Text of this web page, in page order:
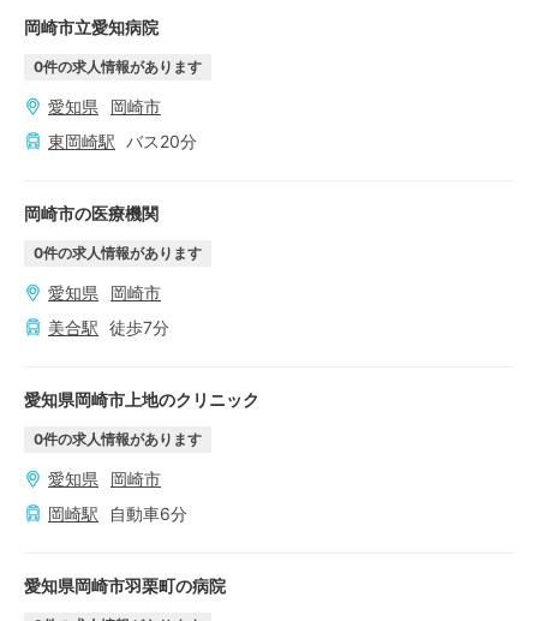
岡崎市立愛知病院
0件の求人情報があります
愛知県
岡崎市
東岡崎駅 バス20分
岡崎市の医療機関
0件の求人情報があります
愛知県
岡崎市
美合駅 徒歩7分
愛知県岡崎市上地のクリニック
0件の求人情報があります
愛知県
岡崎市
岡崎駅 自動車6分
愛知県岡崎市羽栗町の病院